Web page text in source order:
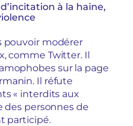
à la haine,
pouvoir modérer
comme Twitter. Il
sur la page
Il réfute
« interdits aux
des personnes de
participé.